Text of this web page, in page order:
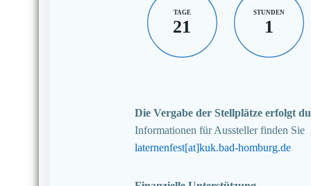
TAGE
21
STUNDEN
1
Die Vergabe der Stellplätze erfolgt
Informationen für Aussteller finden Sie
laternenfest[at]kuk.bad-homburg.de